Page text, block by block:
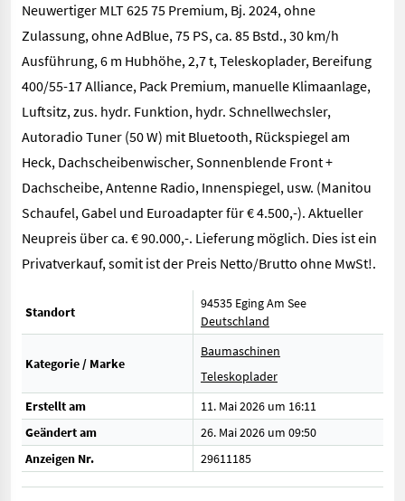
Neuwertiger MLT 625 75 Premium, Bj. 2024, ohne
Zulassung, ohne AdBlue, 75 PS, ca. 85 Bstd., 30 km/h
Ausführung, 6 m Hubhöhe, 2,7 t, Teleskoplader, Bereifung
400/55-17 Alliance, Pack Premium, manuelle Klimaanlage,
Luftsitz, zus. hydr. Funktion, hydr. Schnellwechsler,
Autoradio Tuner (50 W) mit Bluetooth, Rückspiegel am
Heck, Dachscheibenwischer, Sonnenblende Front +
Dachscheibe, Antenne Radio, Innenspiegel, usw. (Manitou
Schaufel, Gabel und Euroadapter für € 4.500,-). Aktueller
Neupreis über ca. € 90.000,-. Lieferung möglich. Dies ist ein
Privatverkauf, somit ist der Preis Netto/Brutto ohne MwSt!.
Standort
94535 Eging Am See
Deutschland
Kategorie / Marke
Baumaschinen
Teleskoplader
Erstellt am
11. Mai 2026 um 16:11
Geändert am
26. Mai 2026 um 09:50
Anzeigen Nr.
29611185